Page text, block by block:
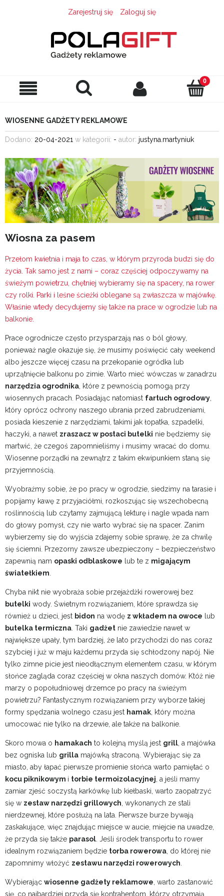
Zarejestruj się Zaloguj się
WIOSENNE GADŻETY REKLAMOWE
Dodano: 20-04-2021 w kategorii: - autor: justyna.martyniuk
Wiosna za pasem
Przełom kwietnia i maja to czas, w którym przyroda budzi się do
życia. Tak samo jest z nami – coraz częściej odpoczywamy na
świeżym powietrzu, chętniej wybieramy się na spacery, na rower
czy rolki. Parki i leśne ścieżki oblegane są zwłaszcza w majówkę.
Właśnie wtedy decydujemy się także na prace w ogrodzie lub na
balkonie.
Prace ogrodnicze często przysparzają nas o ból głowy,
ponieważ nagle okazuje się, że musimy poświęcić cały weekend
albo jeszcze więcej czasu na przekopanie ogródka lub
uprzątnięcie balkonu po zimie. Warto mieć wówczas w zanadrzu
narzędzia ogrodnika , które z pewnością pomogą przy
wiosennych pracach. Posiadając natomiast fartuch ogrodowy
który oprócz ochrony naszego ubrania przed zabrudzeniami,
posiada kieszenie z narzędziami, takimi jak łopatka, szpadelki,
haczyki, a nawet zraszacz w postaci butelki nie będziemy się
martwić, że czegoś zapomnieliśmy i musimy wracać do domu.
Wiosenne porządki na zewnątrz z takim ekwipunkiem staną się
przyjemnością.
Wyobraźmy sobie, że po pracy w ogrodzie, siedzimy na tarasie i
popijamy kawę z przyjaciółmi, rozkoszując się wszechobecną
roślinnością lub czytamy zajmującą lekturę i nagle wpada nam
do głowy pomysł, czy nie warto wybrać się na spacer. Zanim
wybierzemy się do wyjścia zdajemy sobie sprawę, że za chwilę
się ściemni. Przezorny zawsze ubezpieczony – bezpieczeństwo
zapewnią nam opaski odblaskowe lub te z migającym
światełkiem
Chyba nikt nie wyobraża sobie przejażdżki rowerowej bez
butelki wody. Świetnym rozwiązaniem, które sprawdza się
również u dzieci, jest bidon na wodę z wkładem na owoce lub
butelka termiczna . Taki gadżet nie zawiedzie nawet w
największe upały, tym bardziej, że lato przychodzi do nas coraz
szybciej i już w maju każdemu przyda się schłodzony napój. Nie
tylko zimne picie jest nieodłącznym elementem czasu, w którym
słońce zagląda coraz częściej w okna naszych domów. Któż nie
marzy o popołudniowej drzemce po pracy na świeżym
powietrzu? Fantastycznym rozwiązaniem przy wyborze takiej
formy spędzania wolnego czasu jest hamak , który można
umocować nie tylko na drzewie, ale także na balkonie.
Skoro mowa o hamakach to kolejną myślą jest grill , a majówka
bez ogniska lub grilla majówką straconą. Wybierając się za
miasto, aby łapać pierwsze promienie słońca warto pamiętać o
kocu piknikowym i torbie termoizolacyjnej , a jeśli mamy
zamiar zjeść soczystą karkówkę lub kiełbaski, warto zaopatrzyć
się w zestaw narzędzi grillowych , wykonanych ze stali
nierdzewnej, które posłużą na lata. Pierwsze burze bywają
zaskakujące, więc znajdując miejsce w aucie, miejcie na uwadze,
że przyda się także parasol . Jeśli środek transportu to rower
idealnym rozwiązaniem będzie torba rowerowa , do której nie
zapomnimy włożyć zestawu narzędzi rowerowych
Wybierając wiosenne gadżety reklamowe , warto zastanowić
się, co najbardziej przyda się kontrahentom, którzy otrzymają